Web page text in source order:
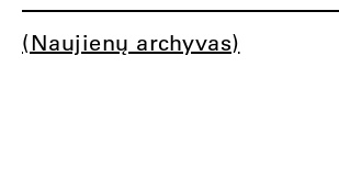
(Naujienų archyvas)